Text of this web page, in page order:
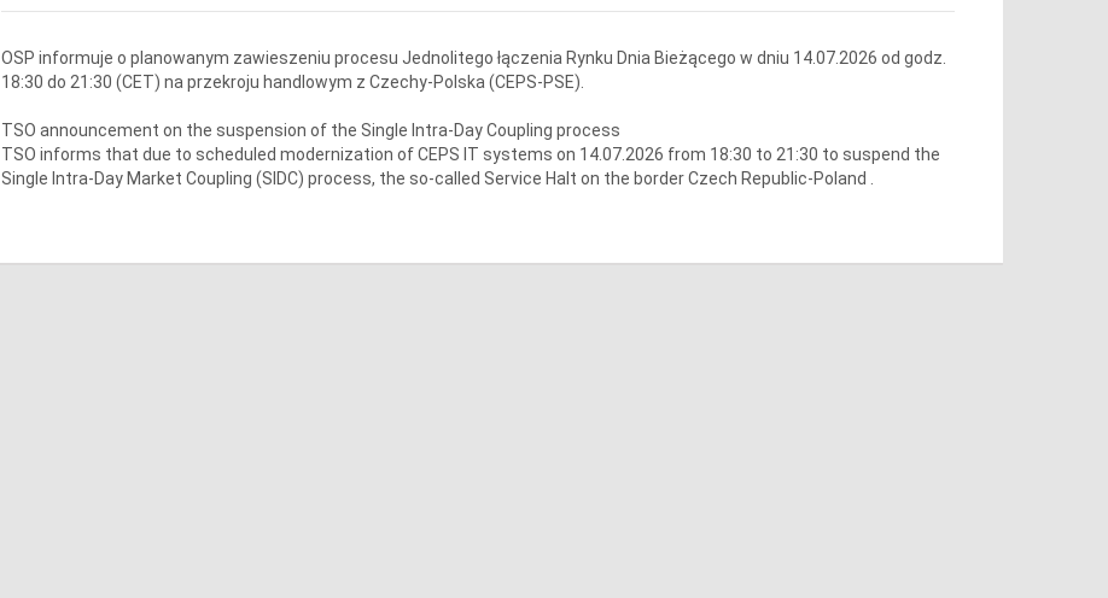
OSP informuje o planowanym zawieszeniu procesu Jednolitego łączenia Rynku Dnia Bieżącego w dniu 14.07.2026 od godz.
18:30 do 21:30 (CET) na przekroju handlowym z Czechy-Polska (CEPS-PSE).
TSO announcement on the suspension of the Single Intra-Day Coupling process
TSO informs that due to scheduled modernization of CEPS IT systems on 14.07.2026 from 18:30 to 21:30 to suspend the
Single Intra-Day Market Coupling (SIDC) process, the so-called Service Halt on the border Czech Republic-Poland .